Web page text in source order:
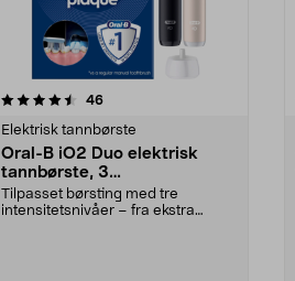
46anmeldelser
Elektrisk tannbørste
Oral-B iO2 Duo elektrisk
tannbørste, 3
børstemoduser, 2-pakning
Tilpasset børsting med tre
intensitetsnivåer – fra ekstra
4.5 av 5 stjerner